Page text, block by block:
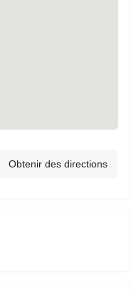
Obtenir des directions